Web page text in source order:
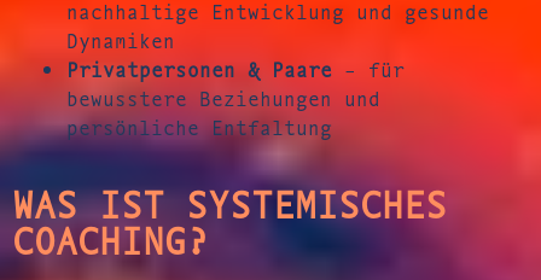
nachhaltige Entwicklung und gesunde
Dynamiken
Privatpersonen & Paare – für
bewusstere Beziehungen und
persönliche Entfaltung
WAS IST SYSTEMISCHES
COACHING?